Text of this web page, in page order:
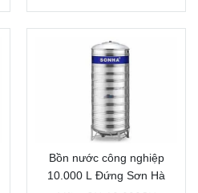
Bồn nước công nghiệp
10.000 L Đứng Sơn Hà